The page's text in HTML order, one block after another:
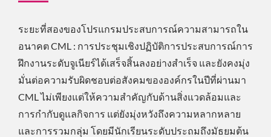
ระยะที่สองของโปรแกรมประสบการณ์ความสามารถใน
อนาคต CML : การประชุมเชิงปฏิบัติการประสบการณ์การ
ฝึกงานระดับจูเนียร์ได้เสร็จสิ้นลงอย่างสำเร็จ และยังคงมุ่ง
มั่นต่อความรับผิดชอบต่อสังคมขององค์กรในปีที่ผ่านมา
CML ไม่เพียงแต่ให้ความสำคัญกับด้านสิ่งแวดล้อมและ
การกำกับดูแลกิจการ แต่ยังมุ่งหวังถึงความหลากหลาย
และการรวมกลุ่ม โดยมีนักเรียนระดับประถมถึงมัธยมต้น